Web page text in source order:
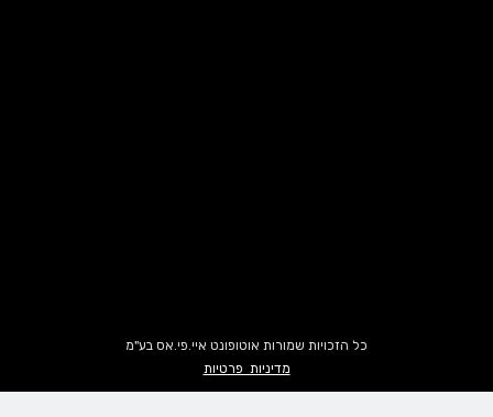
כל הזכויות שמורות אוטופונט איי.פי.אס בע"מ
מדיניות פרטיות